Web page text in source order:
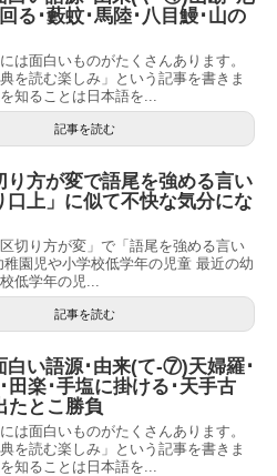
る･藪蚊･馬陸･八目鰻･山の
は面白いものがたくさんあります。
を読む楽しみ」という記事を書きま
知ることは日本語を...
記事を読む
り方が変で語尾を強める言い
口上」に似て不快な気分にな
切り方が変」で「語尾を強める言い
園児や小学校低学年の児童 最近の幼
低学年の児...
記事を読む
白い語源･由来(て-⑦)天婦羅･
田楽･手塩に掛ける･天手古
たとこ勝負
は面白いものがたくさんあります。
を読む楽しみ」という記事を書きま
知ることは日本語を...